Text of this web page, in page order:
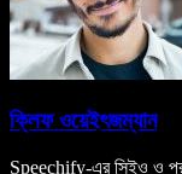
ক্লিফ ওয়েইৎজম্যান
Speechify-এর সিইও ও